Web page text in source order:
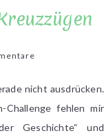
ist
nicht ausdrücken.
Challenge fehlen mir
Geschichte“ und